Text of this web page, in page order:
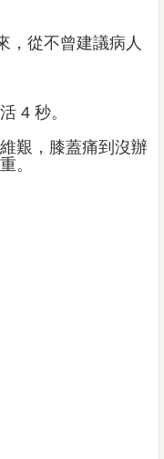
，從不曾建議病人
4 秒。
艱，膝蓋痛到沒辦
。